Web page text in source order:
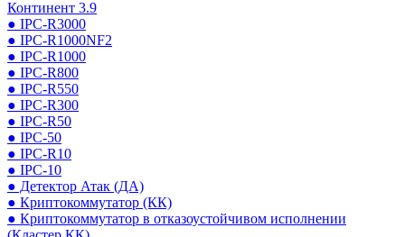
Континент 3.9
● IPC-R3000
● IPC-R1000NF2
● IPC-R1000
● IPC-R800
● IPC-R550
● IPC-R300
● IPC-R50
● IPC-50
● IPC-R10
● IPC-10
● Детектор Атак (ДА)
● Криптокоммутатор (КК)
● Криптокоммутатор в отказоустойчивом исполнении